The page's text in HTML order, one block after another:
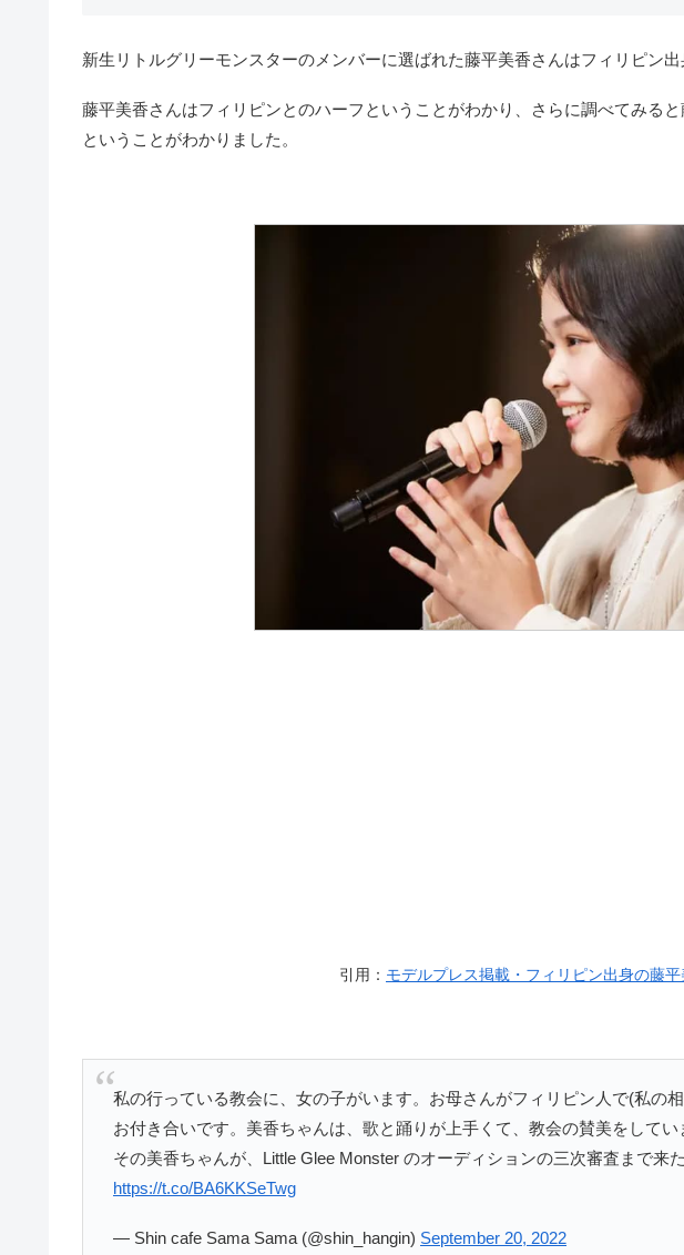
新生リトルグリーモンスターのメンバーに選ばれた藤平美香さんはフィリピン出
藤平美香さんはフィリピンとのハーフということがわかり、さらに調べてみる
ということがわかりました。
引用： モデルプレス掲載・フィリピン出身の藤平
私の行っている教会に、女の子がいます。お母さんがフィリピン人で(私の
お付き合いです。美香ちゃんは、歌と踊りが上手くて、教会の賛美をしてい
その美香ちゃんが、Little Glee Monster のオーディションの三次審査まで来た
https://t.co/BA6KKSeTwg
— Shin cafe Sama Sama (@shin_hangin) September 20, 2022